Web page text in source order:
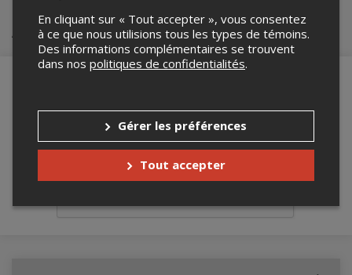
Achat de billets
Merci de confirmer que vous n'êtes pas un
robot ci-bas.
En cliquant sur « Tout accepter », vous consentez
à ce que nous utilisions tous les types de témoins.
Des informations complémentaires se trouvent
dans nos politiques de confidentialités.
Gérer les préférences
Tout accepter